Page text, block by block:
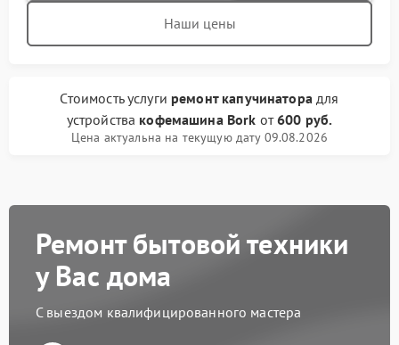
Наши цены
Стоимость услуги ремонт капучинаторадля
устройства кофемашина Bork от600 руб.
Цена актуальна на текущую дату 09.08.2026
Ремонт бытовой техники
у Вас дома
С выездом квалифицированного мастера